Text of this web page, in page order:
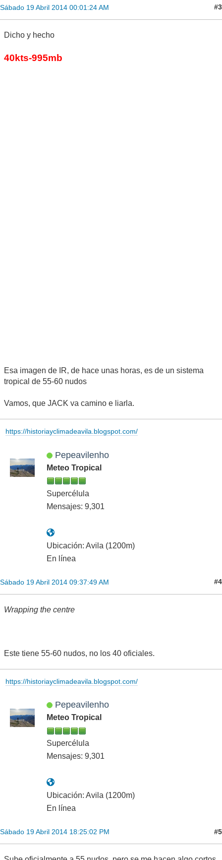
Sábado 19 Abril 2014 00:01:24 AM #3
Dicho y hecho
40kts-995mb
Esa imagen de IR, de hace unas horas, es de un sistema
tropical de 55-60 nudos
Vamos, que JACK va camino e liarla.
https://historiayclimadeavila.blogspot.com/
Pepeavilenho
Meteo Tropical
Supercélula
Mensajes: 9,301
Ubicación: Avila (1200m)
En línea
Sábado 19 Abril 2014 09:37:49 AM #4
Wrapping the centre
Este tiene 55-60 nudos, no los 40 oficiales.
https://historiayclimadeavila.blogspot.com/
Pepeavilenho
Meteo Tropical
Supercélula
Mensajes: 9,301
Ubicación: Avila (1200m)
En línea
Sábado 19 Abril 2014 18:25:02 PM #5